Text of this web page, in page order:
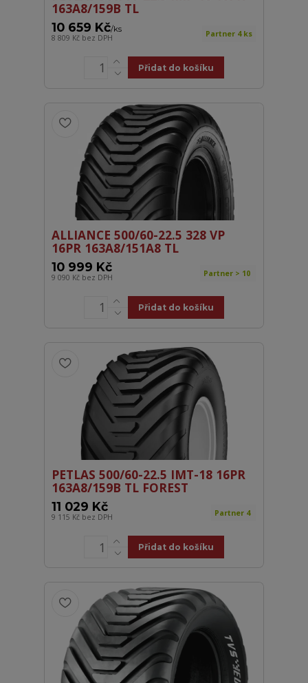
163A8/159B TL
10 659 Kč/ks
8 809 Kč bez DPH Partner 4 ks
Přidat do košíku
ALLIANCE 500/60-22.5 328 VP
16PR 163A8/151A8 TL
10 999 Kč
9 090 Kč bez DPH Partner > 10
Přidat do košíku
PETLAS 500/60-22.5 IMT-18 16PR
163A8/159B TL FOREST
11 029 Kč
9 115 Kč bez DPH Partner 4
Přidat do košíku